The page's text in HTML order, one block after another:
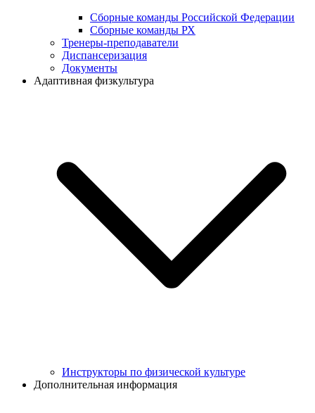
Сборные команды Российской Федерации
Сборные команды РХ
Тренеры-преподаватели
Диспансеризация
Документы
Адаптивная физкультура
Инструкторы по физической культуре
Дополнительная информация